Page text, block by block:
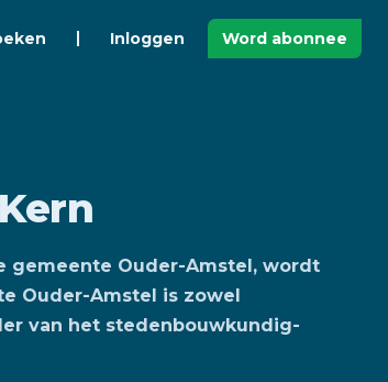
Inloggen Word abonnee
gemeente Ouder-Amstel, wordt
Ouder-Amstel is zowel
van het stedenbouwkundig-